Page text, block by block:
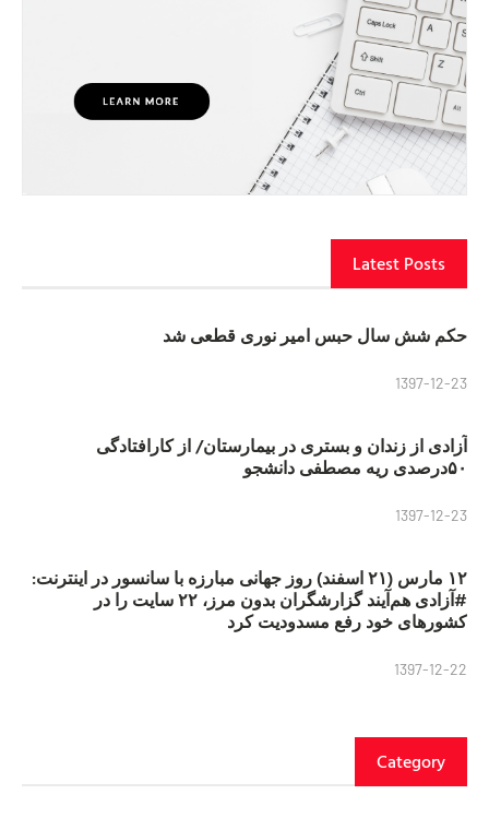
Latest Posts
حکم شش سال حبس امیر نوری قطعی شد
1397-12-23
آزادی از زندان و بستری در بیمارستان/ از کارافتادگی
۵۰درصدی ریه مصطفی دانشجو
1397-12-23
۱۲ مارس (۲۱ اسفند) روز جهانی مبارزه با سانسور در اینترنت:
#آزادی هم‌آیند گزارشگران‌ بدون مرز، ۲۲ سایت را در
کشورهای خود رفع مسدودیت کرد
1397-12-22
Category